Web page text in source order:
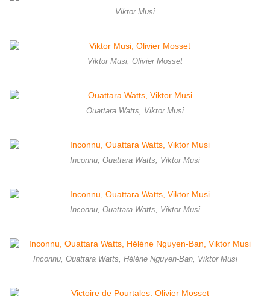
Viktor Musi
Viktor Musi, Olivier Mosset
Ouattara Watts, Viktor Musi
Inconnu, Ouattara Watts, Viktor Musi
Inconnu, Ouattara Watts, Viktor Musi
Inconnu, Ouattara Watts, Hélène Nguyen-Ban, Viktor Musi